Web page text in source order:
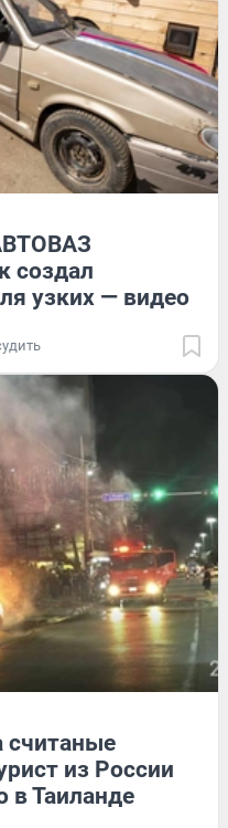
создал
узких — видео
считаные
из России
в Таиланде